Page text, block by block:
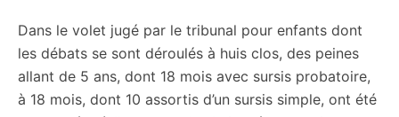
Dans le volet jugé par le tribunal pour enfants dont
les débats se sont déroulés à huis clos, des peines
allant de 5 ans, dont 18 mois avec sursis probatoire,
à 18 mois, dont 10 assortis d’un sursis simple, ont été